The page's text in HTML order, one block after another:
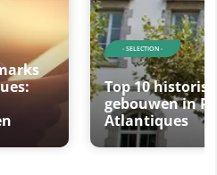
- SELECTION -
Top 10
gebouwen in
Atlantiques